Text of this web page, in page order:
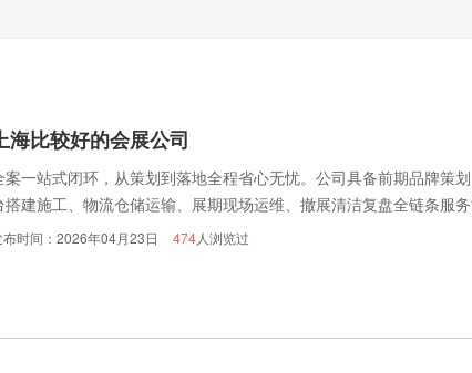
海比较好的会展公司
案一站式闭环，从策划到落地全程省心无忧。公司具备前期品牌策
搭建施工、物流仓储运输、展期现场运维、撤展清洁复盘全链条服务
布时间：2026年04月23日 474人浏览过